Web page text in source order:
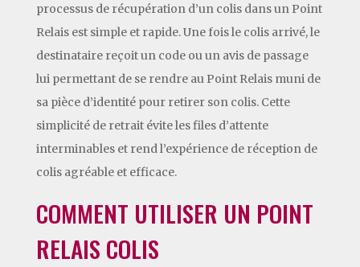
processus de récupération d’un colis dans un Point
Relais est simple et rapide. Une fois le colis arrivé, le
destinataire reçoit un code ou un avis de passage
lui permettant de se rendre au Point Relais muni de
sa pièce d’identité pour retirer son colis. Cette
simplicité de retrait évite les files d’attente
interminables et rend l’expérience de réception de
colis agréable et efficace.
COMMENT UTILISER UN POINT
RELAIS COLIS